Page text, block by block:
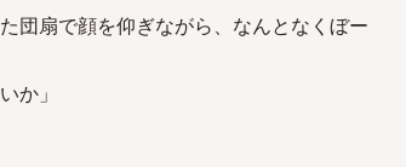
団扇で顔を仰ぎながら、なんとなくぼー
か」